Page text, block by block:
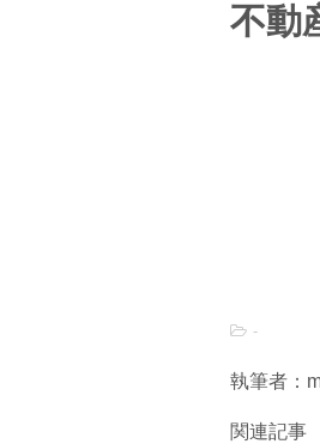
不動
-
執筆者：
関連記事